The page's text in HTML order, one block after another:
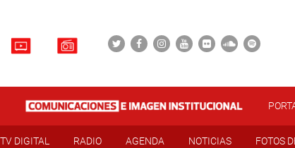
TV DIGITAL RADIO AGENDA NOTICIAS FOTOS